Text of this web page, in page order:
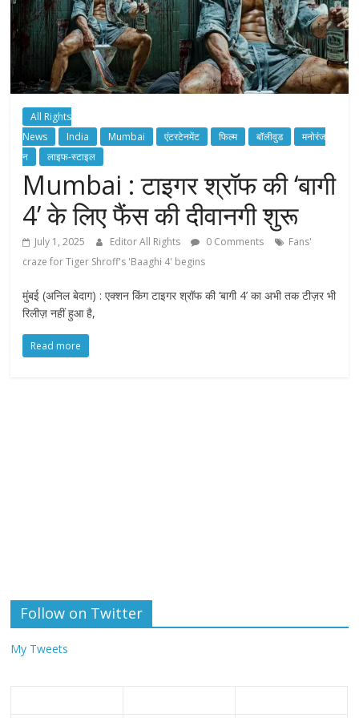
All Rights
News
India Mumbai एंटरटेनमेंट फिल्म बॉलीवुड
मनोरंज
न
लाइफ-स्टाइल
Mumbai : टाइगर श्रॉफ की ‘बागी
4’ के लिए फैंस की दीवानगी शुरू
July 1, 2025 Editor All Rights 0 Comments
Fans'
craze for Tiger Shroff's 'Baaghi 4' begins
मुंबई (अनिल बेदाग) : एक्शन किंग टाइगर श्रॉफ की ‘बागी 4’ का अभी तक टीज़र भी
रिलीज़ नहीं हुआ है,
Read more
Follow on Twitter
My Tweets